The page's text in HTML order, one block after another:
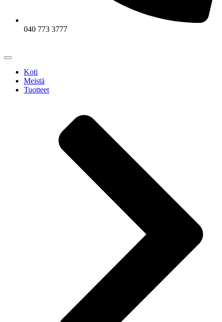
040 773 3777
Koti
Meistä
Tuotteet